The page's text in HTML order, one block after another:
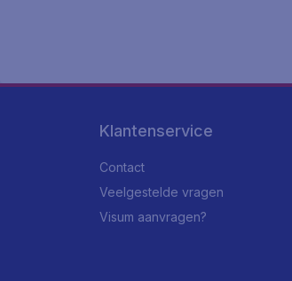
Klantenservice
Contact
Veelgestelde vragen
Visum aanvragen?